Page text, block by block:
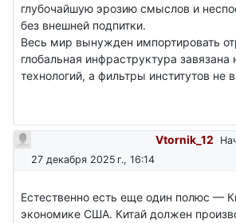
глубочайшую эрозию смыслов и
без внешней подпитки.
Весь мир вынужден импортировать
глобальная инфраструктура
технологий, а фильтры институтов не
Vtornik_12
27 декабря 2025 г., 16:14
Естественно есть еще один полюс —
экономике США. Китай должен